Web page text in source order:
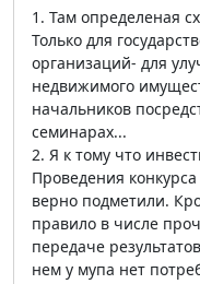
1. Там определеная
Только для
организаций- для
недвижимого
начальников
семинарах...
2. Я к тому что
Проведения
верно подметили.
правило в числе
передаче
нем у мупа нет